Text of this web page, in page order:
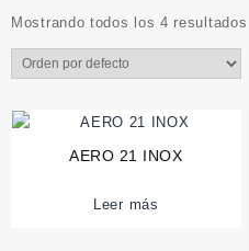
Mostrando todos los 4 resultados
AERO 21 INOX
Leer más